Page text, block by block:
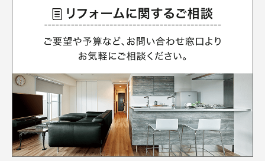
中古住宅検索
スムストック検索
分譲マンション検索
[MISAWA RELAY]
住まいの売却
これから土地活用・賃貸経営をご検討の方
土地活用の基礎から長期安定経営を目指すオーナー様まで、賃貸経営
に役立つ多彩な情報を幅広くお届けします。
ホームラウンジ 土地活用・賃貸経営
ホテル・旅館リフォーム
リフォーム営業所
これからリフォームをご検討の方
実例動画や基礎知識、収納の工夫など、理想の住まいを叶えるリフォ
ームの具体策とアイデアを豊富にご用意しています。
事業用売買
事業用地・事業用建物
分譲用地
すべてのフィールドに新しい価値をデザインし、持続可能な未来志向
ご相談窓口
ミサワホームオーナーさま・リフォーム工事ご契約者さまとミサワホ
ミサワホームグループ
環境活動
採用情報